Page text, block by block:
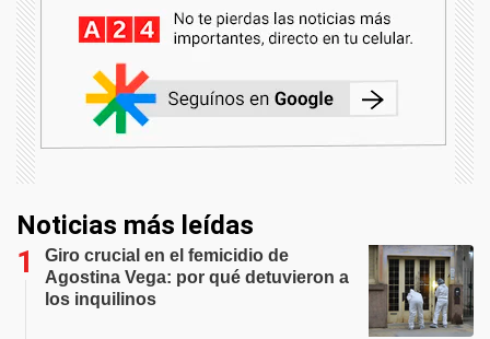
Noticias más leídas
Giro crucial en el femicidio de
Agostina Vega: por qué detuvieron a
los inquilinos